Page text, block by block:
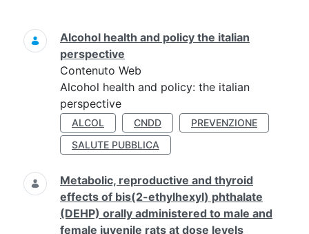
Ricerca
Alcohol health and policy the italian
perspective
Contenuto Web
Alcohol health and policy: the italian
perspective
ALCOL CNDD
PREVENZIONE
SALUTE PUBBLICA
Metabolic, reproductive and thyroid
effects of bis(2-ethylhexyl) phthalate
(DEHP) orally administered to male and
female juvenile rats at dose levels